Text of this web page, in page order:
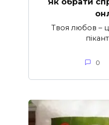
Твоя любов –
0